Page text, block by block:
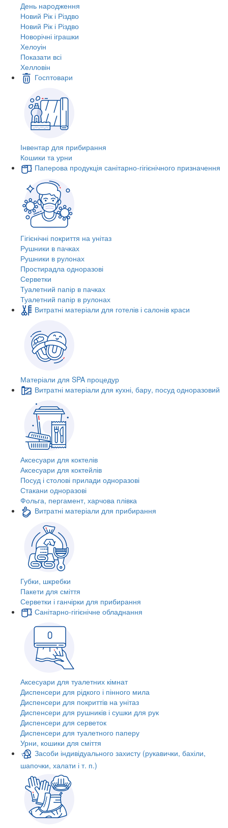
День народження
Новий Рік і Різдво
Новий Рік і Різдво
Новорічні іграшки
Хелоуін
Показати всі
Хелловін
Госптовари
Інвентар для прибирання
Кошики та урни
Паперова продукція санітарно-гігієнічного призначення
Гігієнічні покриття на унітаз
Рушники в пачках
Рушники в рулонах
Простирадла одноразові
Серветки
Туалетний папір в пачках
Туалетний папір в рулонах
Витратні матеріали для готелів і салонів краси
Матеріали для SPA процедур
Витратні матеріали для кухні, бару, посуд одноразовий
Аксесуари для коктелів
Аксесуари для коктейлів
Посуд і столові прилади одноразові
Стакани одноразові
Фольга, пергамент, харчова плівка
Витратні матеріали для прибирання
Губки, шкребки
Пакети для сміття
Серветки і ганчірки для прибирання
Санітарно-гігієнічне обладнання
Аксесуари для туалетних кімнат
Диспенсери для рідкого і пінного мила
Диспенсери для покриттів на унітаз
Диспенсери для рушників і сушки для рук
Диспенсери для серветок
Диспенсери для туалетного паперу
Урни, кошики для сміття
Засоби індивідуального захисту (рукавички, бахіли,
шапочки, халати і т. п.)